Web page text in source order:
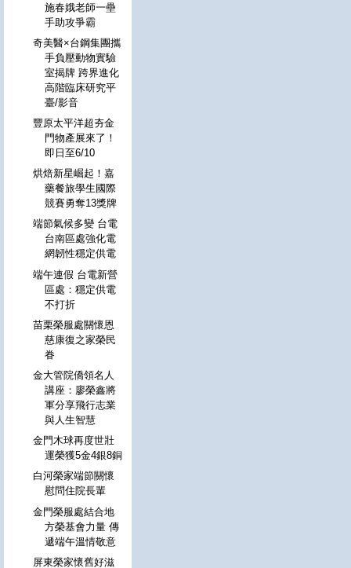
施春娥老師一壘
手助攻爭霸
奇美醫×台鋼集團攜
手負壓動物實驗
室揭牌 跨界進化
高階臨床研究平
臺/影音
豐原太平洋超夯金
門物產展來了！
即日至6/10
烘焙新星崛起！嘉
藥餐旅學生國際
競賽勇奪13獎牌
端節氣候多變 台電
台南區處強化電
網韌性穩定供電
端午連假 台電新營
區處：穩定供電
不打折
苗栗榮服處關懷恩
慈康復之家榮民
眷
金大管院僑領名人
講座：廖榮鑫將
軍分享飛行志業
與人生智慧
金門木球再度世壯
運榮獲5金4銀8銅
白河榮家端節關懷
慰問住院長輩
金門榮服處結合地
方榮基會力量 傳
遞端午溫情敬意
屏東榮家懷舊好滋